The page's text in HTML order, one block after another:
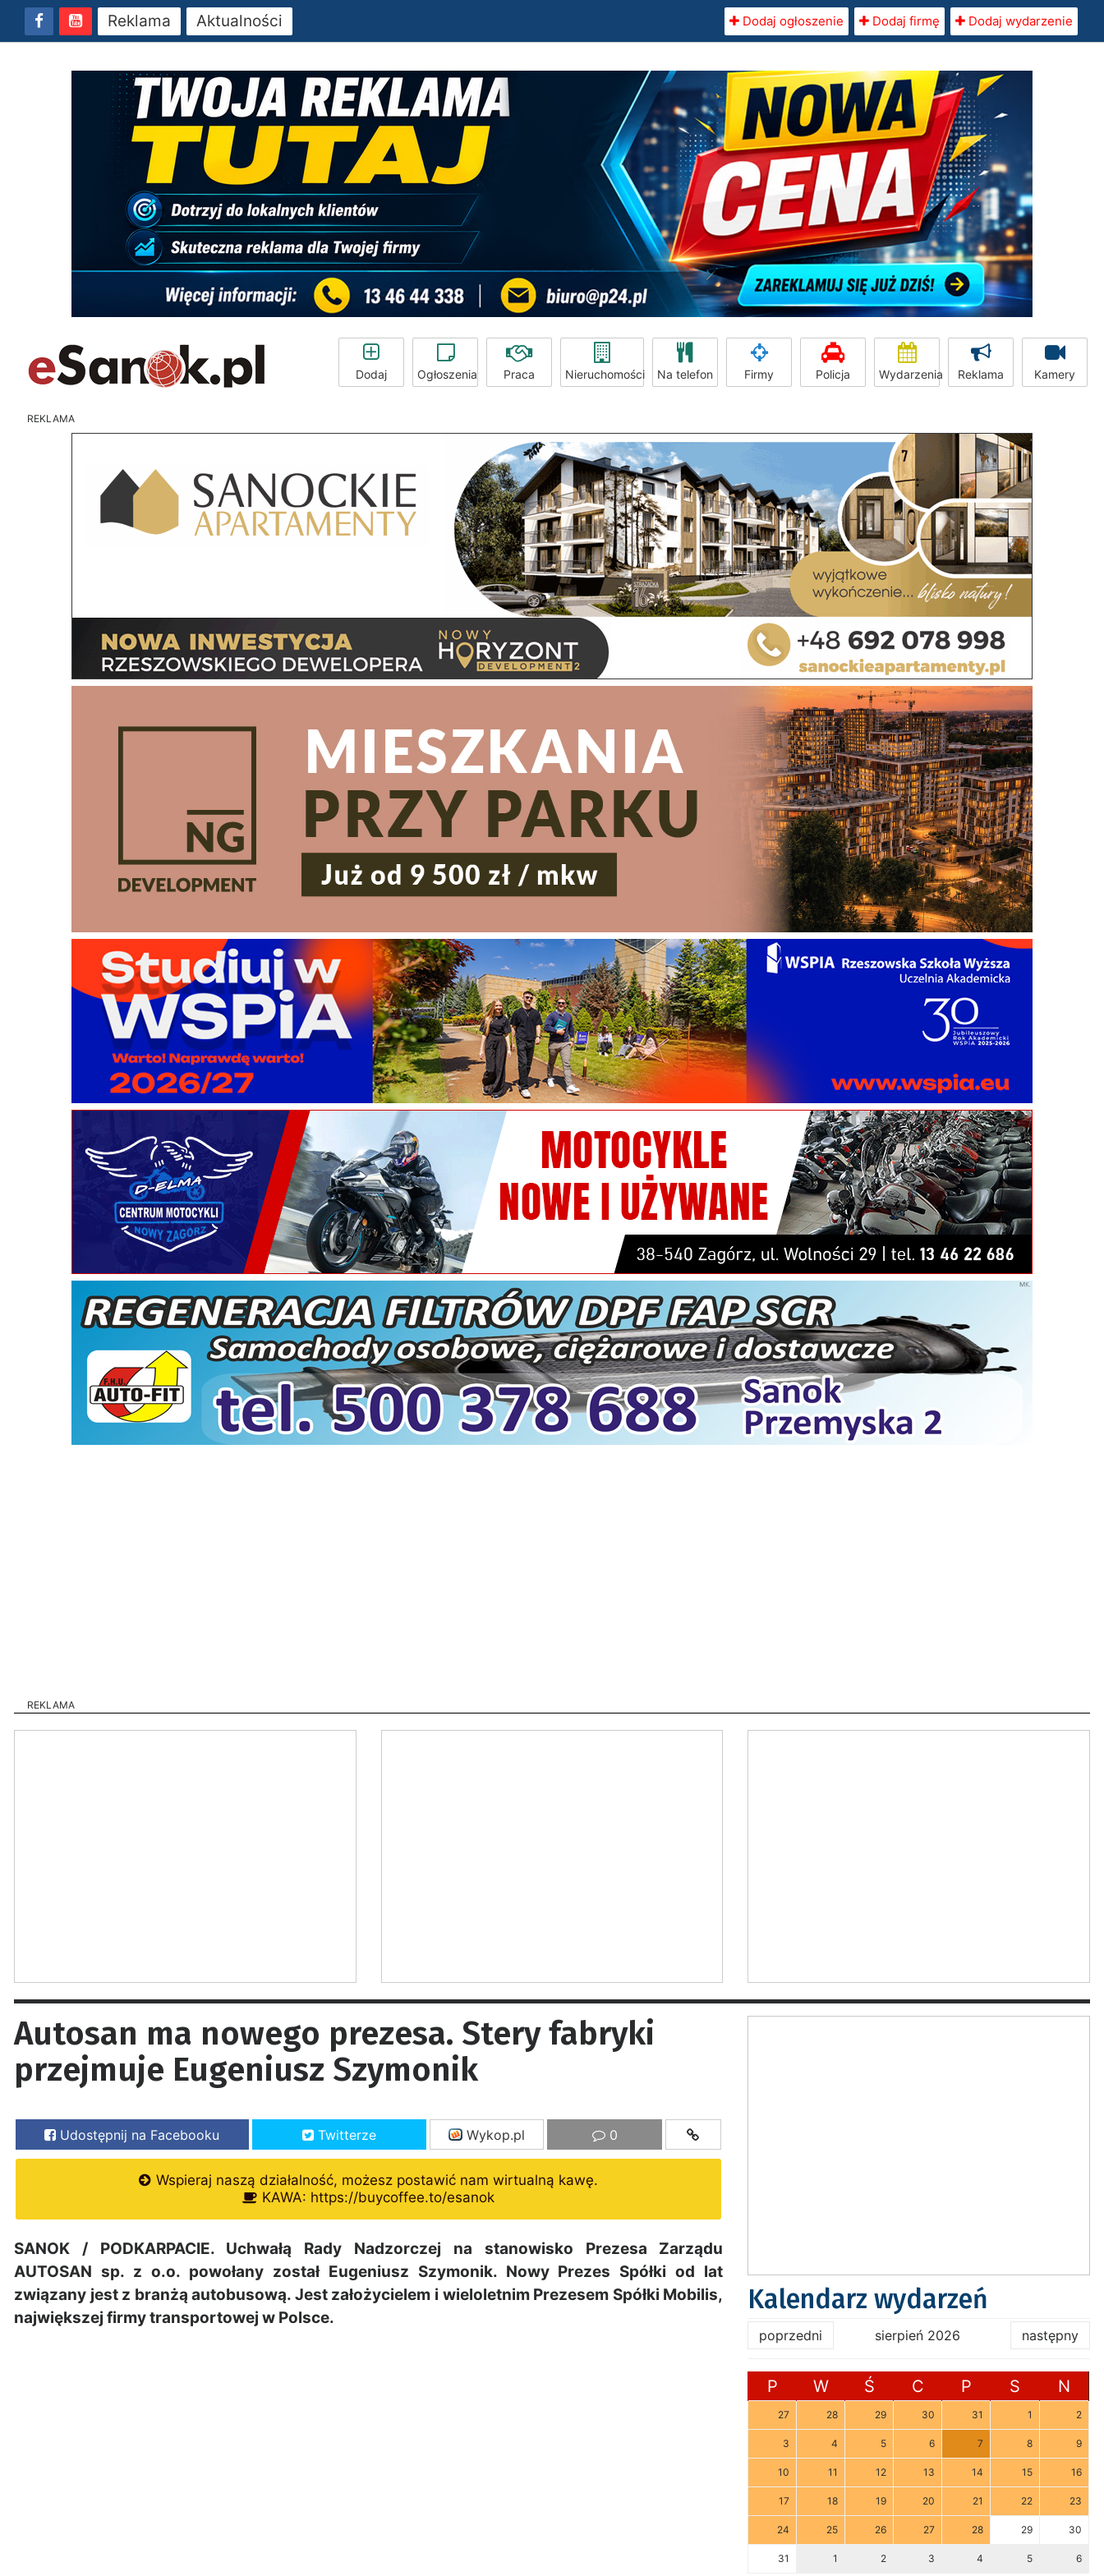
Reklama Aktualności Dodaj ogłoszenie Dodaj firmę Dodaj wydarzenie
Dodaj Ogłoszenia Praca Nieruchomości Na telefon Firmy Policja Wydarzenia Reklama Kamery
REKLAMA
REKLAMA
Autosan ma nowego prezesa. Stery fabryki
przejmuje Eugeniusz Szymonik
Udostępnij na Facebooku Twitterze Wykop.pl 0
Wspieraj naszą działalność, możesz postawić nam wirtualną kawę.
KAWA: https://buycoffee.to/esanok
SANOK / PODKARPACIE. Uchwałą Rady Nadzorczej na stanowisko Prezesa Zarządu
AUTOSAN sp. z o.o. powołany został Eugeniusz Szymonik. Nowy Prezes Spółki od lat
związany jest z branżą autobusową. Jest założycielem i wieloletnim Prezesem Spółki Mobilis,
największej firmy transportowej w Polsce.
Kalendarz wydarzeń
poprzedni sierpień 2026 następny
P W Ś C P S N
27 28 29 30 31 1 2
3 4 5 6 7 8 9
10 11 12 13 14 15 16
17 18 19 20 21 22 23
24 25 26 27 28 29 30
31 1 2 3 4 5 6